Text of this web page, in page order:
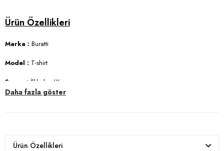
Marka : Buratti
Model : T-shirt
Sezon : İlkbahar/Yaz
Daha fazla göster
Ürün Özellikleri